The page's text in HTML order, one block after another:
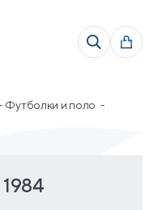
Футболки и поло